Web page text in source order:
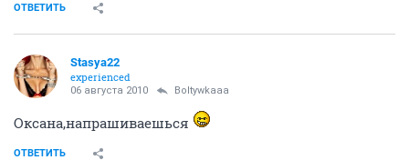
ОТВЕТИТЬ
Stasya22
experienced
06 августа 2010 Boltywkaaa
Оксана,напрашиваешься
ОТВЕТИТЬ